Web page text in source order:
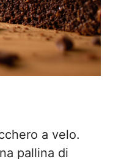
a velo.
pallina di